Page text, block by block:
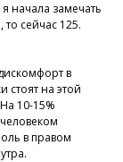
начала замечать
сейчас 125.
в
стоят на этой
10-15%
в правом